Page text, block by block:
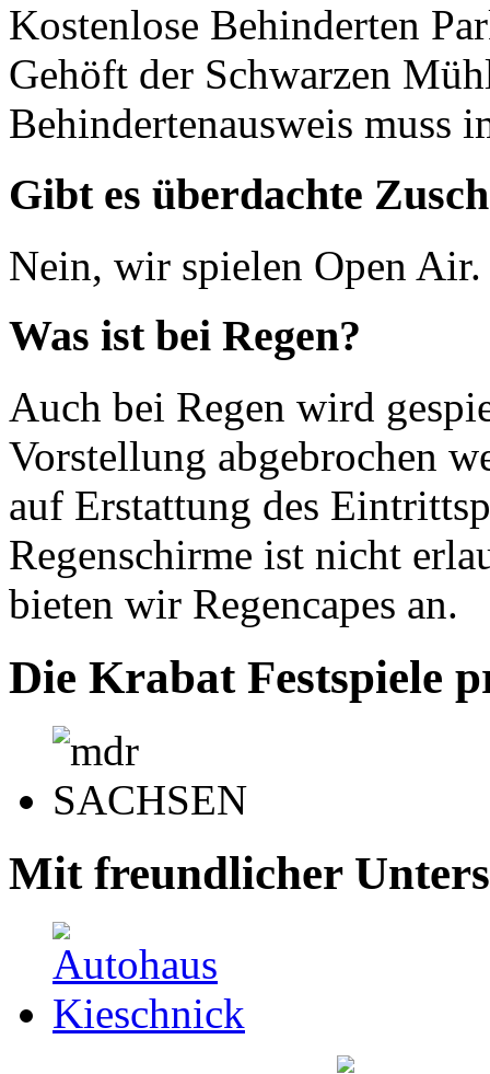
Kostenlose Behinderten
Gehöft der Schwarzen
Behindertenausweis muss
Gibt es überdachte
Nein, wir spielen Open Air.
Was ist bei Regen?
Auch bei Regen wird
Vorstellung abgebrochen
auf Erstattung des
Regenschirme ist nicht
bieten wir Regencapes an.
Die Krabat Festspiele
Mit freundlicher